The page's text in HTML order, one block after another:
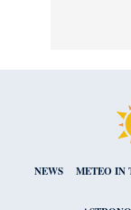
NEWS METEO IN